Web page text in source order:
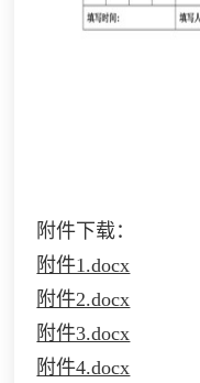
附件下载：
附件1.docx
附件2.docx
附件3.docx
附件4.docx